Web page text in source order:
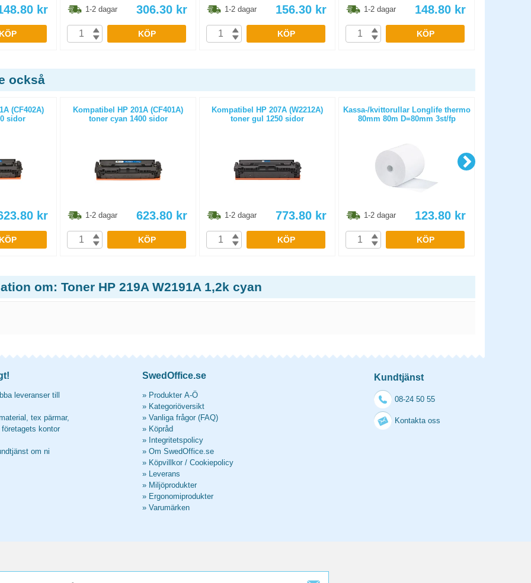
kr
KÖP
1-2 dagar 306.30 kr
KÖP
1-2 dagar 156.30 kr
KÖP
1-2 dagar 148.80 kr
KÖP
också
(CF402A)
sidor
kr
KÖP
Kompatibel HP 201A (CF401A)
toner cyan 1400 sidor
1-2 dagar 623.80 kr
KÖP
Kompatibel HP 207A (W2212A)
toner gul 1250 sidor
1-2 dagar 773.80 kr
KÖP
Kassa-/kvittorullar Longlife thermo
80mm 80m D=80mm 3st/fp
1-2 dagar 123.80 kr
KÖP
om: Toner HP 219A W2191A 1,2k cyan
leveranser till
tex pärmar,
kontor
om ni
SwedOffice.se
» Produkter A-Ö
» Kategoriöversikt
» Vanliga frågor (FAQ)
» Köpråd
» Integritetspolicy
» Om SwedOffice.se
» Köpvillkor / Cookiepolicy
» Leverans
» Miljöprodukter
» Ergonomiprodukter
» Varumärken
Kundtjänst
08-24 50 55
Kontakta oss